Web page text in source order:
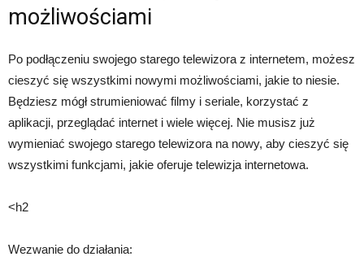
możliwościami
Po podłączeniu swojego starego telewizora z internetem, możesz
cieszyć się wszystkimi nowymi możliwościami, jakie to niesie.
Będziesz mógł strumieniować filmy i seriale, korzystać z
aplikacji, przeglądać internet i wiele więcej. Nie musisz już
wymieniać swojego starego telewizora na nowy, aby cieszyć się
wszystkimi funkcjami, jakie oferuje telewizja internetowa.
<h2
Wezwanie do działania: